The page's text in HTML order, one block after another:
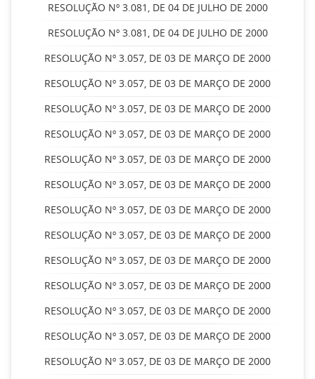
RESOLUÇÃO Nº 3.081, DE 04 DE JULHO DE 2000
RESOLUÇÃO Nº 3.081, DE 04 DE JULHO DE 2000
RESOLUÇÃO Nº 3.057, DE 03 DE MARÇO DE 2000
RESOLUÇÃO Nº 3.057, DE 03 DE MARÇO DE 2000
RESOLUÇÃO Nº 3.057, DE 03 DE MARÇO DE 2000
RESOLUÇÃO Nº 3.057, DE 03 DE MARÇO DE 2000
RESOLUÇÃO Nº 3.057, DE 03 DE MARÇO DE 2000
RESOLUÇÃO Nº 3.057, DE 03 DE MARÇO DE 2000
RESOLUÇÃO Nº 3.057, DE 03 DE MARÇO DE 2000
RESOLUÇÃO Nº 3.057, DE 03 DE MARÇO DE 2000
RESOLUÇÃO Nº 3.057, DE 03 DE MARÇO DE 2000
RESOLUÇÃO Nº 3.057, DE 03 DE MARÇO DE 2000
RESOLUÇÃO Nº 3.057, DE 03 DE MARÇO DE 2000
RESOLUÇÃO Nº 3.057, DE 03 DE MARÇO DE 2000
RESOLUÇÃO Nº 3.057, DE 03 DE MARÇO DE 2000